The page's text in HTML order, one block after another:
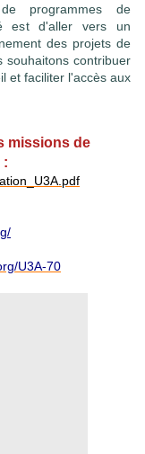
programmes de
est d'aller vers un
des projets de
souhaitons contribuer
et faciliter l'accès aux
missions de
:
U3A-70